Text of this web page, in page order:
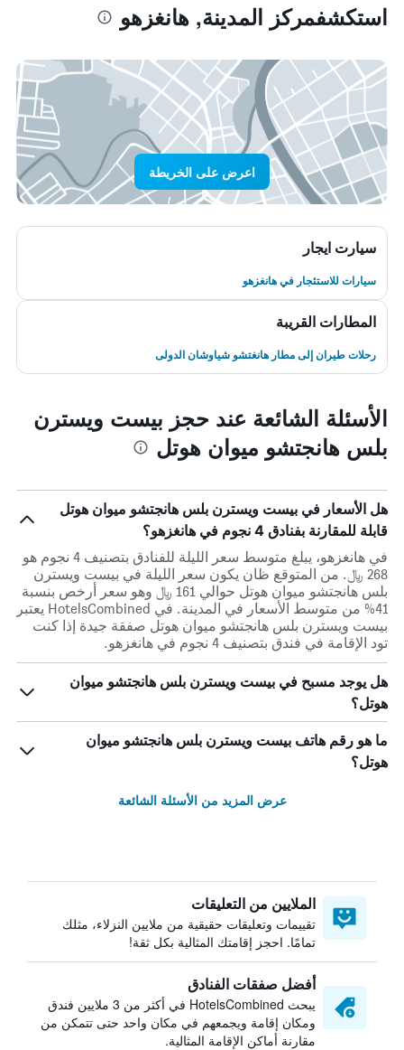
استكشفمركز المدينة, هانغزهو
اعرض على الخريطة
سيارت ايجار
سيارات للاستئجار في هانغزهو
المطارات القريبة
رحلات طيران إلى مطار هانغتشو شياوشان الدولى
الأسئلة الشائعة عند حجز بيست ويسترن
بلس هانجتشو ميوان هوتل
هل الأسعار في بيست ويسترن بلس هانجتشو ميوان هوتل
قابلة للمقارنة بفنادق 4 نجوم في هانغزهو؟
في هانغزهو، يبلغ متوسط ​​سعر الليلة للفنادق بتصنيف 4 نجوم هو
268 ﷼. من المتوقع ظان يكون سعر الليلة في بيست ويسترن
بلس هانجتشو ميوان هوتل حوالي 161 ﷼ وهو سعر أرخص بنسبة
41% من متوسط الأسعار في المدينة. في HotelsCombined يعتبر
بيست ويسترن بلس هانجتشو ميوان هوتل صفقة جيدة إذا كنت
تود الإقامة في فندق بتصنيف 4 نجوم في هانغزهو.
هل يوجد مسبح في بيست ويسترن بلس هانجتشو ميوان
هوتل؟
ما هو رقم هاتف بيست ويسترن بلس هانجتشو ميوان
هوتل؟
عرض المزيد من الأسئلة الشائعة
الملايين من التعليقات
تقييمات وتعليقات حقيقية من ملايين النزلاء، مثلك
تمامًا. احجز إقامتك المثالية بكل ثقة!
أفضل صفقات الفنادق
يبحث HotelsCombined في أكثر من 3 ملايين فندق
ومكان إقامة ويجمعهم في مكان واحد حتى تتمكن من
مقارنة أماكن الإقامة المثالية.